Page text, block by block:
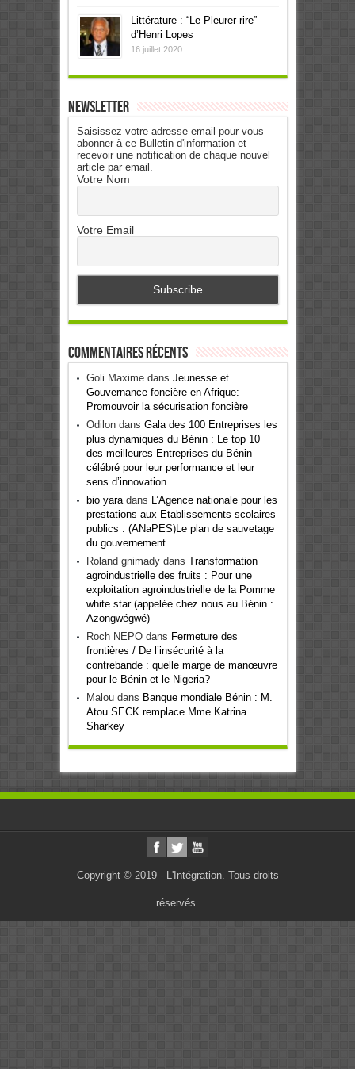
Littérature : “Le Pleurer-rire”
d’Henri Lopes
16 juillet 2020
Newsletter
Saisissez votre adresse email pour vous
abonner à ce Bulletin d'information et
recevoir une notification de chaque nouvel
article par email.
Votre Nom
Votre Email
Commentaires récents
Goli Maximedans Jeunesse et
Gouvernance foncière en Afrique:
Promouvoir la sécurisation foncière
Odilondans Gala des 100 Entreprises les
plus dynamiques du Bénin : Le top 10
des meilleures Entreprises du Bénin
célébré pour leur performance et leur
sens d’innovation
bio yaradans
L’Agence nationale pour les
prestations aux Etablissements scolaires
publics : (ANaPES)Le plan de sauvetage
du gouvernement
Roland gnimadydans Transformation
agroindustrielle des fruits : Pour une
exploitation agroindustrielle de la Pomme
white star (appelée chez nous au Bénin :
Azongwégwé)
Roch NEPOdans Fermeture des
frontières / De l’insécurité à la
contrebande : quelle marge de manœuvre
pour le Bénin et le Nigeria?
Maloudans Banque mondiale Bénin : M.
Atou SECK remplace Mme Katrina
Sharkey
Copyright © 2019 - L'Intégration. Tous droits
réservés.